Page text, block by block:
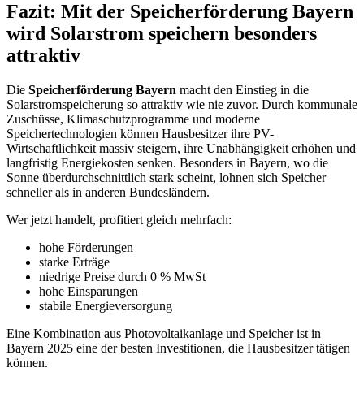
Fazit: Mit der Speicherförderung Bayern
wird Solarstrom speichern besonders
attraktiv
Die Speicherförderung Bayern macht den Einstieg in die
Solarstromspeicherung so attraktiv wie nie zuvor. Durch kommunale
Zuschüsse, Klimaschutzprogramme und moderne
Speichertechnologien können Hausbesitzer ihre PV-
Wirtschaftlichkeit massiv steigern, ihre Unabhängigkeit erhöhen und
langfristig Energiekosten senken. Besonders in Bayern, wo die
Sonne überdurchschnittlich stark scheint, lohnen sich Speicher
schneller als in anderen Bundesländern.
Wer jetzt handelt, profitiert gleich mehrfach:
hohe Förderungen
starke Erträge
niedrige Preise durch 0 % MwSt
hohe Einsparungen
stabile Energieversorgung
Eine Kombination aus Photovoltaikanlage und Speicher ist in
Bayern 2025 eine der besten Investitionen, die Hausbesitzer tätigen
können.